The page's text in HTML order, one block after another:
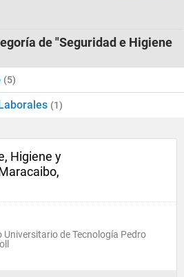
de "Seguridad e Higiene
(5)
(1)
Higiene y
de Tecnología Pedro